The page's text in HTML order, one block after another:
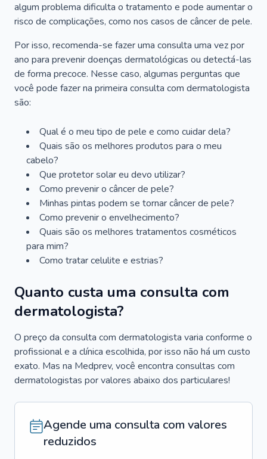
algum problema dificulta o tratamento e pode aumentar o
risco de complicações, como nos casos de câncer de pele.
Por isso, recomenda-se fazer uma consulta uma vez por
ano para prevenir doenças dermatológicas ou detectá-las
de forma precoce. Nesse caso, algumas perguntas que
você pode fazer na primeira consulta com dermatologista
são:
Qual é o meu tipo de pele e como cuidar dela?
Quais são os melhores produtos para o meu
cabelo?
Que protetor solar eu devo utilizar?
Como prevenir o câncer de pele?
Minhas pintas podem se tornar câncer de pele?
Como prevenir o envelhecimento?
Quais são os melhores tratamentos cosméticos
para mim?
Como tratar celulite e estrias?
Quanto custa uma consulta com
dermatologista?
O preço da consulta com dermatologista varia conforme o
profissional e a clínica escolhida, por isso não há um custo
exato. Mas na Medprev, você encontra consultas com
dermatologistas por valores abaixo dos particulares!
Agende uma consulta com valores
reduzidos